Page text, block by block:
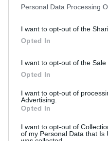
Personal Data Processing
I want to opt-out of the
Opted In
I want to opt-out of the Sale
Opted In
I want to opt-out of
Advertising.
Opted In
I want to opt-out of
of my Personal Data that Is